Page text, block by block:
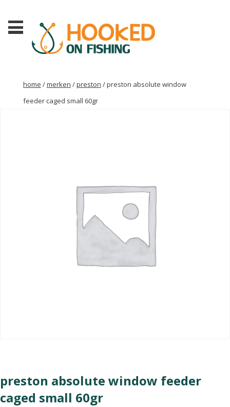
home /merken /preston / preston absolute window
feeder caged small 60gr
preston absolute window feeder
caged small 60gr